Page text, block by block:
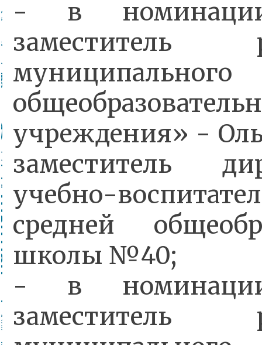
- в
заместитель
муниципального
учреждения» -
заместитель
учебно-
средней
школы №40;
- в
заместитель